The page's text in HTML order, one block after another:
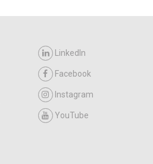
LinkedIn
Facebook
Instagram
YouTube